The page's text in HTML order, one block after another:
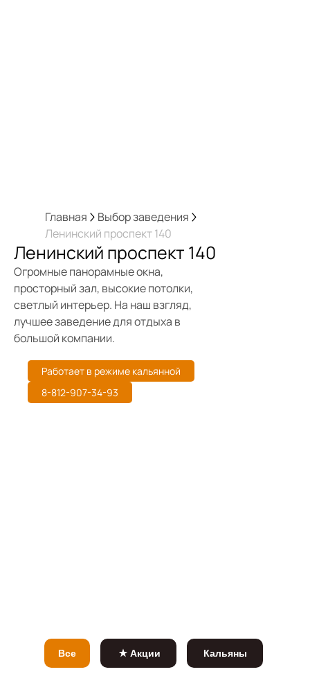
Главная
Выбор заведения
Ленинский проспект 140
Ленинский проспект 140
Огромные панорамные окна,
просторный зал, высокие потолки,
светлый интерьер. На наш взгляд,
лучшее заведение для отдыха в
большой компании.
Работает в режиме кальянной
8-812-907-34-93
Кальяны
Акции
Все